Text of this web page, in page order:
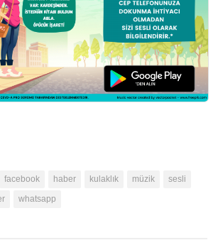
facebook haber kulaklık müzik
sesli
whatsapp